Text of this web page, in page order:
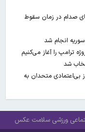
صدام در زمان سقوط
سوریه انجام شد
ترامپ را آغاز می‌کنیم
شد
بی‌اعتمادی متحدان به
ورزشی سلامت عکس